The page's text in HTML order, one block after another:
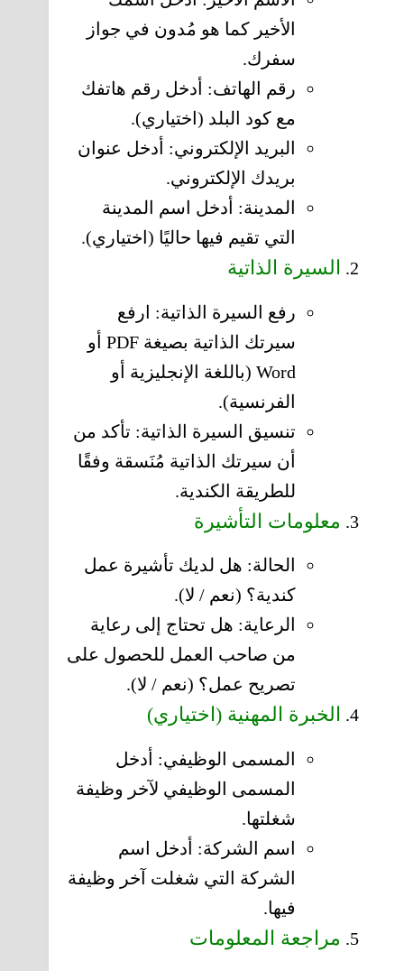
الأخير كما هو مُدون في جواز
سفرك.
رقم الهاتف: أدخل رقم هاتفك
مع كود البلد (اختياري).
البريد الإلكتروني: أدخل عنوان
بريدك الإلكتروني.
المدينة: أدخل اسم المدينة
التي تقيم فيها حاليًا (اختياري).
السيرة الذاتية
رفع السيرة الذاتية: ارفع
سيرتك الذاتية بصيغة PDF أو
Word (باللغة الإنجليزية أو
الفرنسية).
تنسيق السيرة الذاتية: تأكد من
أن سيرتك الذاتية مُنَسقة وفقًا
للطريقة الكندية.
معلومات التأشيرة
الحالة: هل لديك تأشيرة عمل
كندية؟ (نعم / لا).
الرعاية: هل تحتاج إلى رعاية
من صاحب العمل للحصول على
تصريح عمل؟ (نعم / لا).
الخبرة المهنية (اختياري)
المسمى الوظيفي: أدخل
المسمى الوظيفي لآخر وظيفة
شغلتها.
اسم الشركة: أدخل اسم
الشركة التي شغلت آخر وظيفة
فيها.
مراجعة المعلومات